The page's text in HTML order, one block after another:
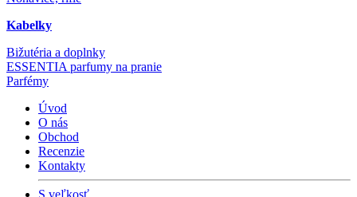
Kabelky
Bižutéria a doplnky
ESSENTIA parfumy na pranie
Parfémy
Úvod
O nás
Obchod
Recenzie
Kontakty
S veľkosť